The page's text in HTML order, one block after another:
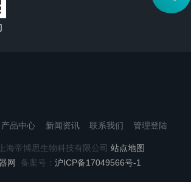
产品中心 新闻资讯 联系我们 管理登陆
海帝博思生物科技有限公司 站点地图
网 备案号： 沪ICP备17049566号-1